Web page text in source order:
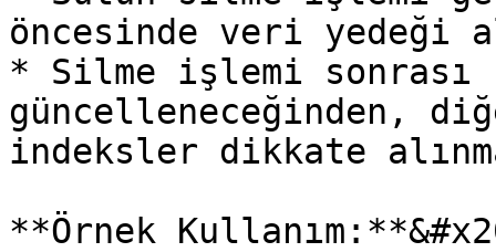
öncesinde veri yedeği
* Silme işlemi
güncelleneceğinden,
indeksler dikkate
**Örnek